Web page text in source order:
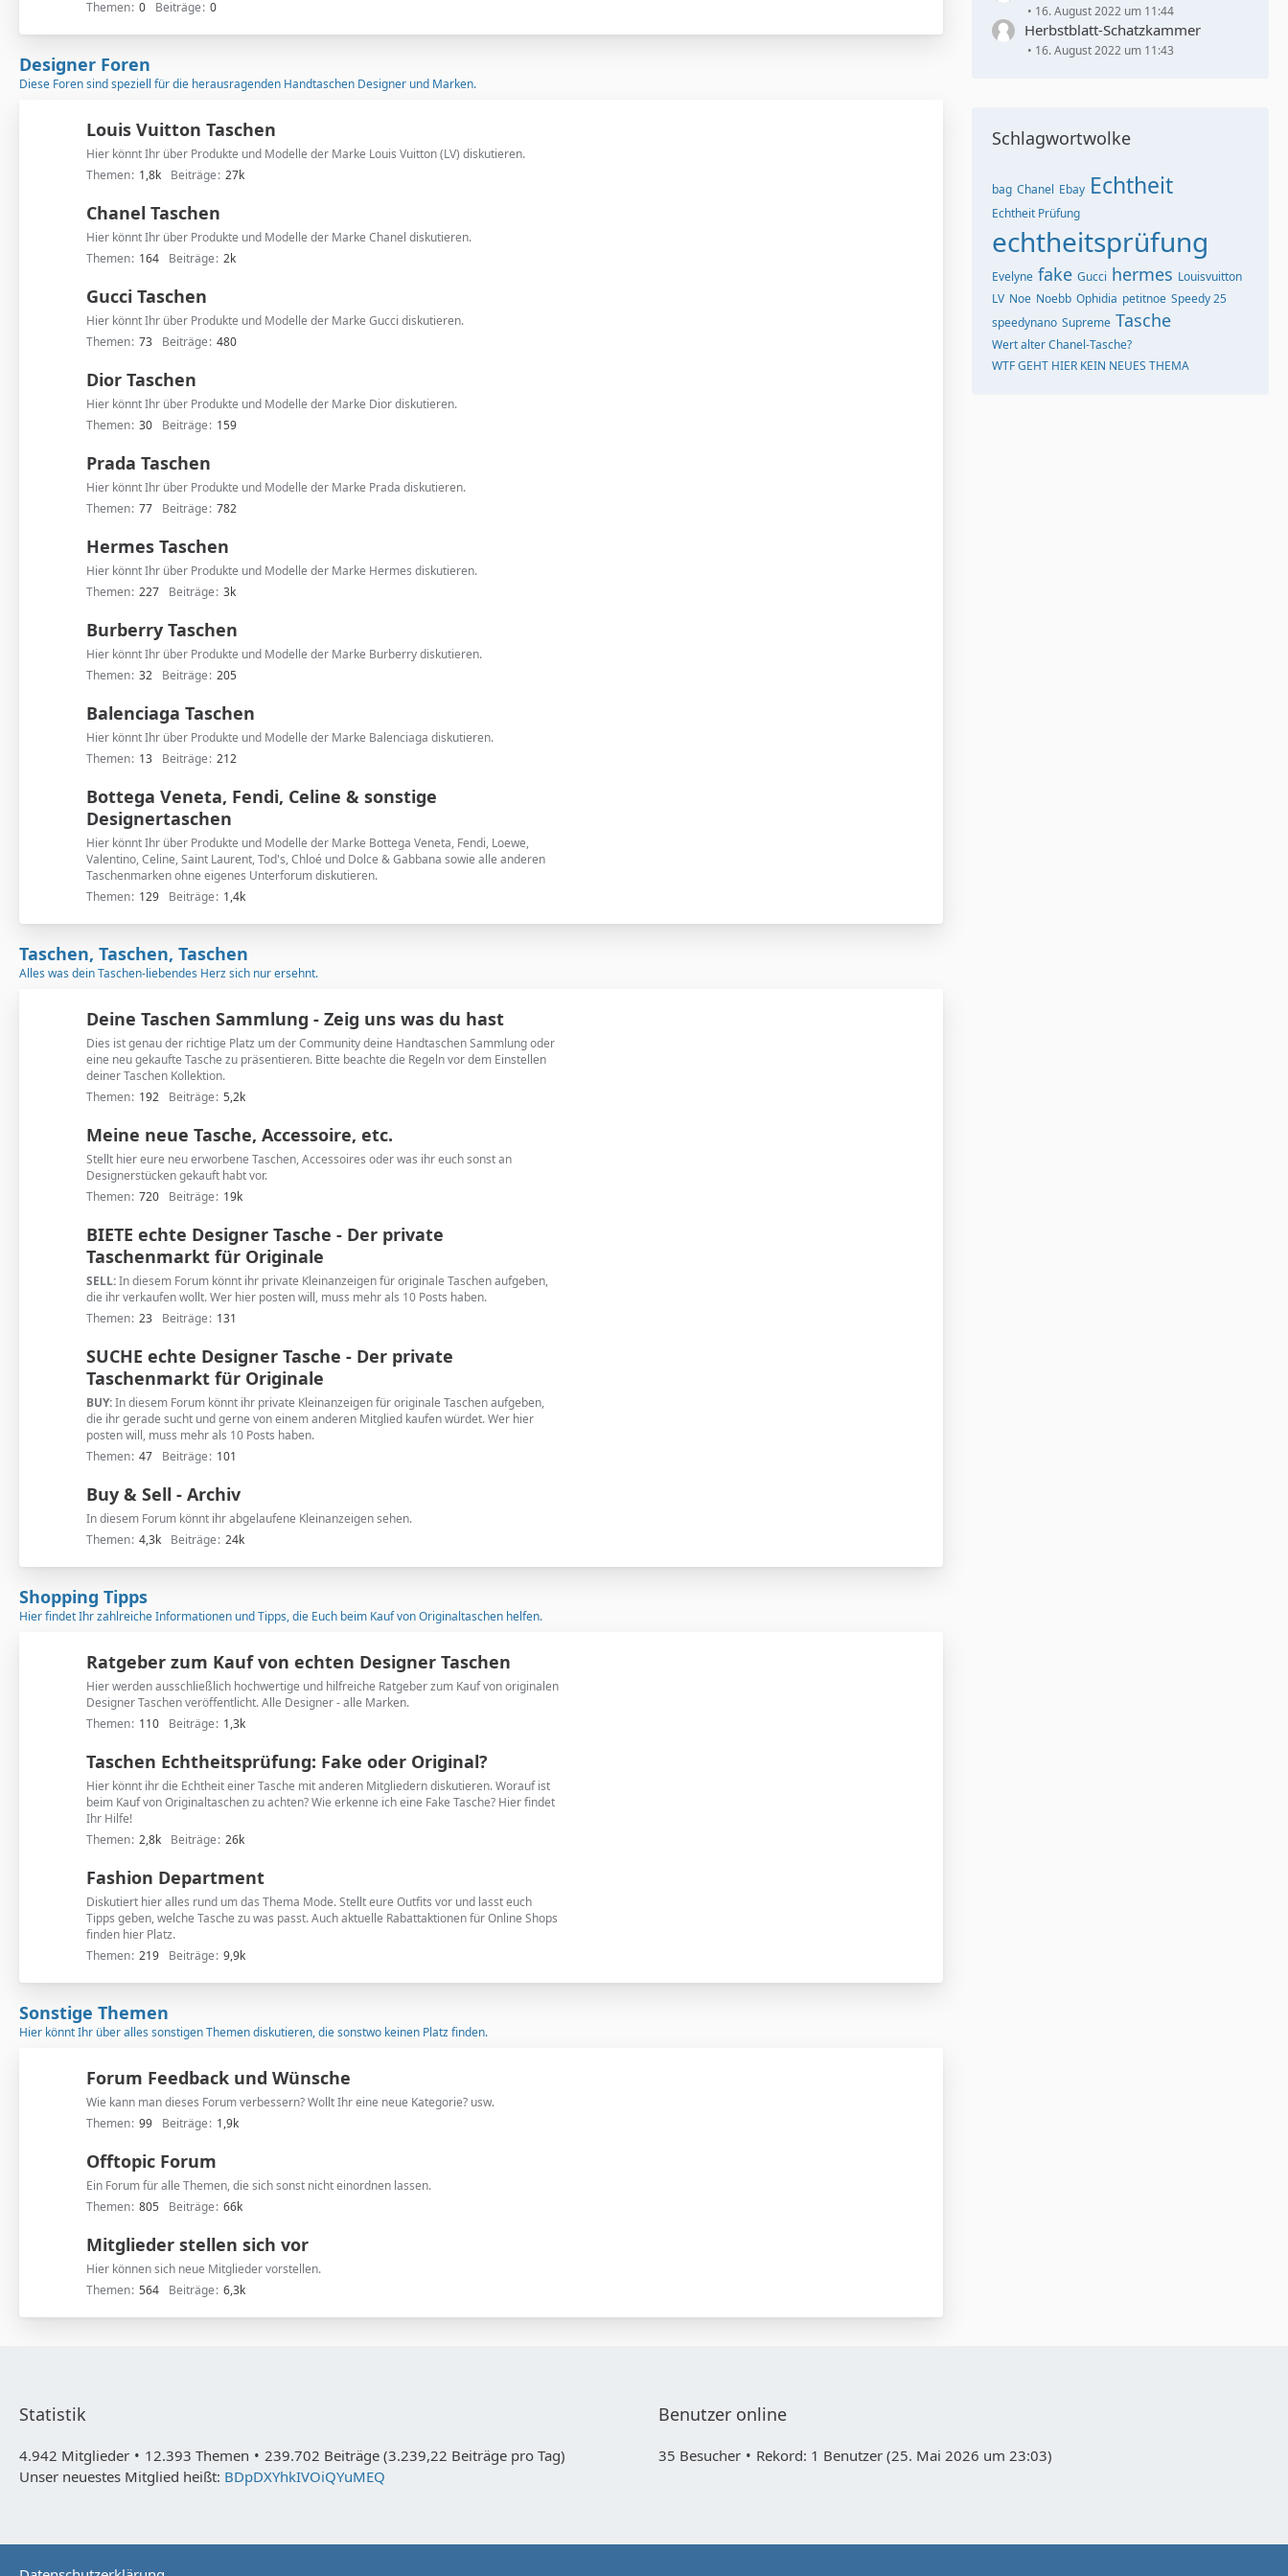
Themen 0 Beiträge 0
Designer Foren
Diese Foren sind speziell für die herausragenden Handtaschen Designer und Marken.
Louis Vuitton Taschen
Hier könnt Ihr über Produkte und Modelle der Marke Louis Vuitton (LV) diskutieren.
Themen 1,8k Beiträge 27k
Chanel Taschen
Hier könnt Ihr über Produkte und Modelle der Marke Chanel diskutieren.
Themen 164 Beiträge 2k
Gucci Taschen
Hier könnt Ihr über Produkte und Modelle der Marke Gucci diskutieren.
Themen 73 Beiträge 480
Dior Taschen
Hier könnt Ihr über Produkte und Modelle der Marke Dior diskutieren.
Themen 30 Beiträge 159
Prada Taschen
Hier könnt Ihr über Produkte und Modelle der Marke Prada diskutieren.
Themen 77 Beiträge 782
Hermes Taschen
Hier könnt Ihr über Produkte und Modelle der Marke Hermes diskutieren.
Themen 227 Beiträge 3k
Burberry Taschen
Hier könnt Ihr über Produkte und Modelle der Marke Burberry diskutieren.
Themen 32 Beiträge 205
Balenciaga Taschen
Hier könnt Ihr über Produkte und Modelle der Marke Balenciaga diskutieren.
Themen 13 Beiträge 212
Bottega Veneta, Fendi, Celine & sonstige
Designertaschen
Hier könnt Ihr über Produkte und Modelle der Marke Bottega Veneta, Fendi, Loewe,
Valentino, Celine, Saint Laurent, Tod's, Chloé und Dolce & Gabbana sowie alle anderen
Taschenmarken ohne eigenes Unterforum diskutieren.
Themen 129 Beiträge 1,4k
Taschen, Taschen, Taschen
Alles was dein Taschen-liebendes Herz sich nur ersehnt.
Deine Taschen Sammlung - Zeig uns was du hast
Dies ist genau der richtige Platz um der Community deine Handtaschen Sammlung oder
eine neu gekaufte Tasche zu präsentieren. Bitte beachte die Regeln vor dem Einstellen
deiner Taschen Kollektion.
Themen 192 Beiträge 5,2k
Meine neue Tasche, Accessoire, etc.
Stellt hier eure neu erworbene Taschen, Accessoires oder was ihr euch sonst an
Designerstücken gekauft habt vor.
Themen 720 Beiträge 19k
BIETE echte Designer Tasche - Der private
Taschenmarkt für Originale
SELL:In diesem Forum könnt ihr private Kleinanzeigen für originale Taschen aufgeben,
die ihr verkaufen wollt. Wer hier posten will, muss mehr als 10 Posts haben.
Themen 23 Beiträge 131
SUCHE echte Designer Tasche - Der private
Taschenmarkt für Originale
BUY:In diesem Forum könnt ihr private Kleinanzeigen für originale Taschen aufgeben,
die ihr gerade sucht und gerne von einem anderen Mitglied kaufen würdet. Wer hier
posten will, muss mehr als 10 Posts haben.
Themen 47 Beiträge 101
Buy & Sell - Archiv
In diesem Forum könnt ihr abgelaufene Kleinanzeigen sehen.
Themen 4,3k Beiträge 24k
Shopping Tipps
Hier findet Ihr zahlreiche Informationen und Tipps, die Euch beim Kauf von Originaltaschen helfen.
Ratgeber zum Kauf von echten Designer Taschen
Hier werden ausschließlich hochwertige und hilfreiche Ratgeber zum Kauf von originalen
Designer Taschen veröffentlicht. Alle Designer - alle Marken.
Themen 110 Beiträge 1,3k
Taschen Echtheitsprüfung: Fake oder Original?
Hier könnt ihr die Echtheit einer Tasche mit anderen Mitgliedern diskutieren. Worauf ist
beim Kauf von Originaltaschen zu achten? Wie erkenne ich eine Fake Tasche? Hier findet
Ihr Hilfe!
Themen 2,8k Beiträge 26k
Fashion Department
Diskutiert hier alles rund um das Thema Mode. Stellt eure Outfits vor und lasst euch
Tipps geben, welche Tasche zu was passt. Auch aktuelle Rabattaktionen für Online Shops
finden hier Platz.
Themen 219 Beiträge 9,9k
Sonstige Themen
Hier könnt Ihr über alles sonstigen Themen diskutieren, die sonstwo keinen Platz finden.
Forum Feedback und Wünsche
Wie kann man dieses Forum verbessern? Wollt Ihr eine neue Kategorie? usw.
Themen 99 Beiträge 1,9k
Offtopic Forum
Ein Forum für alle Themen, die sich sonst nicht einordnen lassen.
Themen 805 Beiträge 66k
Mitglieder stellen sich vor
Hier können sich neue Mitglieder vorstellen.
Themen 564 Beiträge 6,3k
16. August 2022 um 11:44
Herbstblatt-Schatzkammer
16. August 2022 um 11:43
Schlagwortwolke
bag Chanel Ebay Echtheit
Echtheit Prüfung
echtheitsprüfung
Evelyne fake Gucci hermes Louisvuitton
LV Noe Noebb Ophidia petitnoe Speedy 25
speedynano Supreme Tasche
Wert alter Chanel-Tasche?
WTF GEHT HIER KEIN NEUES THEMA
Statistik
4.942 Mitglieder 12.393 Themen
239.702 Beiträge (3.239,22 Beiträge pro Tag)
Unser neuestes Mitglied heißt: BDpDXYhkIVOiQYuMEQ
Benutzer online
35 Besucher Rekord: 1 Benutzer (25. Mai 2026 um 23:03)